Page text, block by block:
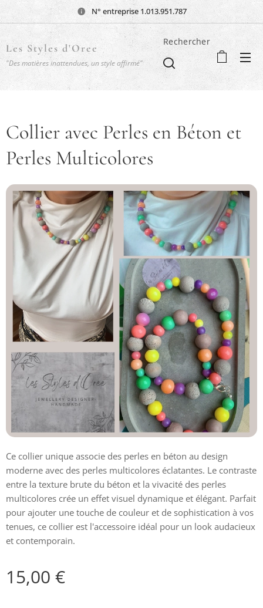
N° entreprise 1.013.951.787
Les Styles d'Oree
"Des matières inattendues, un style affirmé"
Rechercher
Collier avec Perles en Béton et
Perles Multicolores
Ce collier unique associe des perles en béton au design
moderne avec des perles multicolores éclatantes. Le contraste
entre la texture brute du béton et la vivacité des perles
multicolores crée un effet visuel dynamique et élégant. Parfait
pour ajouter une touche de couleur et de sophistication à vos
tenues, ce collier est l'accessoire idéal pour un look audacieux
et contemporain.
15,00 €